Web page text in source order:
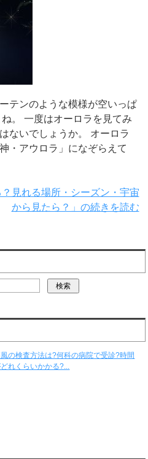
テンのような模様が空いっぱ
。 一度はオーロラを見てみ
ないでしょうか。 オーロラ
・アウロラ」になぞらえて
？見れる場所・シーズン・宇宙
から見たら？」の続きを読む
の検査方法は?何科の病院で受診?時間
れくらいかかる?...